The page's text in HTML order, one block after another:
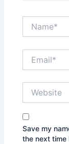
Save my
the next time